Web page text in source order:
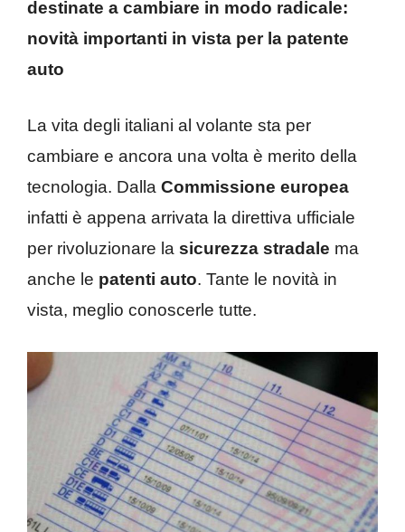
destinate a cambiare in modo radicale:
novità importanti in vista per la patente
auto
La vita degli italiani al volante sta per
cambiare e ancora una volta è merito della
tecnologia. Dalla Commissione europea
infatti è appena arrivata la direttiva ufficiale
per rivoluzionare la sicurezza stradale ma
anche le patenti auto. Tante le novità in
vista, meglio conoscerle tutte.